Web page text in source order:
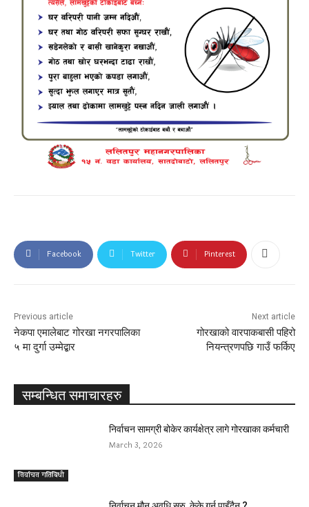
Facebook Twitter Pinterest
Previous article
नेकपा एमालेबाट गोरखा नगरपालिका
५ मा दुर्गा उम्मेद्बार
Next article
गोरखाको वारपाकबासी पहिरो
नियन्त्रणपछि गाउँ फर्किए
सम्बन्धित समाचारहरु
निर्वाचन गतिबिधी
निर्वाचन सामग्री बोकेर कार्यक्षेत्र लागे गोरखाका कर्मचारी
March 3, 2026